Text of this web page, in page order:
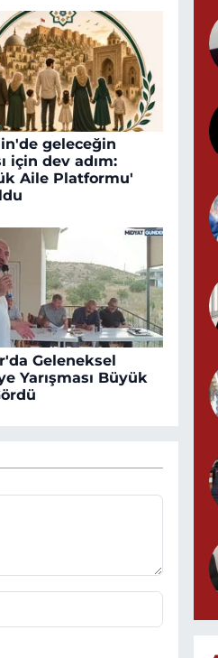
geleceğin
için dev adım:
Aile Platformu'
Geleneksel
Yarışması Büyük